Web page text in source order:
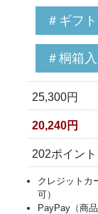
＃ギフ
＃桐箱
25,300円
20,240円
202ポイント
クレジットカ
可）
PayPay（商